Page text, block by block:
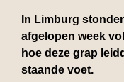
In Limburg
afgelopen week
hoe deze grap
staande voet.